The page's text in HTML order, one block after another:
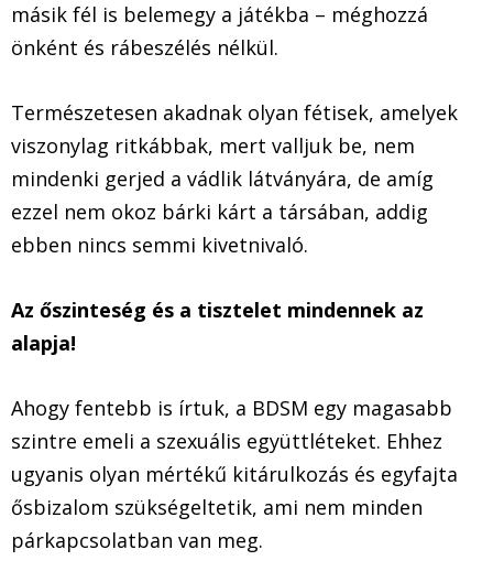
másik fél is belemegy a játékba – méghozzá
önként és rábeszélés nélkül.
Természetesen akadnak olyan fétisek, amelyek
viszonylag ritkábbak, mert valljuk be, nem
mindenki gerjed a vádlik látványára, de amíg
ezzel nem okoz bárki kárt a társában, addig
ebben nincs semmi kivetnivaló.
Az őszinteség és a tisztelet mindennek az
alapja!
Ahogy fentebb is írtuk, a BDSM egy magasabb
szintre emeli a szexuális együttléteket. Ehhez
ugyanis olyan mértékű kitárulkozás és egyfajta
ősbizalom szükségeltetik, ami nem minden
párkapcsolatban van meg.